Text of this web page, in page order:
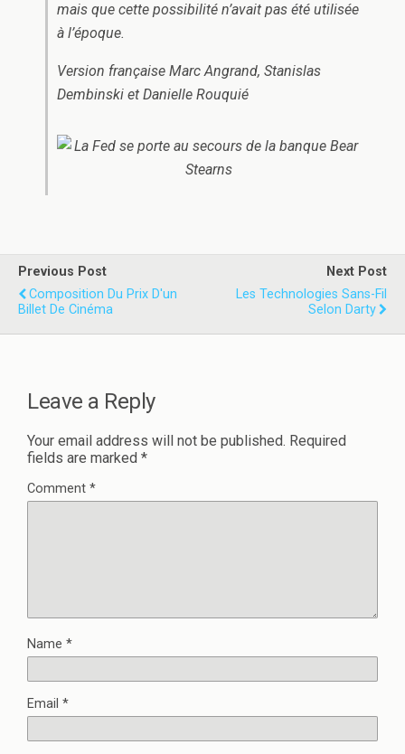
mais que cette possibilité n’avait pas été utilisée
à l’époque.
Version française Marc Angrand, Stanislas
Dembinski et Danielle Rouquié
Previous Post
Composition Du Prix D'un
Billet De Cinéma
Next Post
Les Technologies Sans-Fil
Selon Darty
Leave a Reply
Your email address will not be published. Required
fields are marked *
Comment *
Name *
Email *